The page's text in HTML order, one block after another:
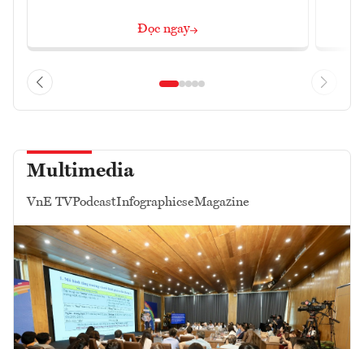
Đọc ngay
Multimedia
VnE TVPodcastInfographicseMagazine